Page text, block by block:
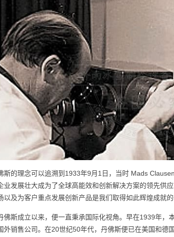
斯的理念可以追溯到1933年9月1日，当时 Mads
业发展壮大成为了全球高能效和创新解决方案的领先供
以及为客户重点发展创新产品是我们取得如此辉煌成就的
佛斯成立以来，便一直秉承国际化视角。早在1939年
外销售公司。在20世纪50年代，丹佛斯便已在美国和